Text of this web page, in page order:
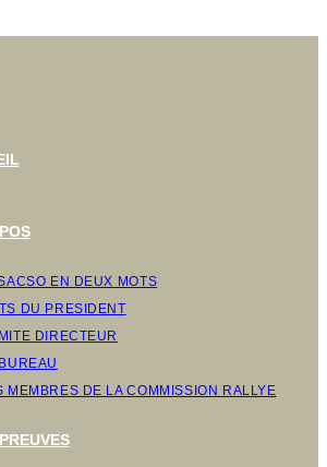
EN DEUX MOTS
DU PRESIDENT
DIRECTEUR
MEMBRES DE LA COMMISSION RALLYE